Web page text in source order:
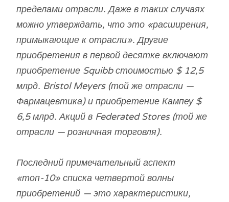
пределами отрасли. Даже в таких случаях
можно утверждать, что это «расширения,
примыкающие к отрасли». Другие
приобретения в первой десятке включают
приобретение Squibb стоимостью $ 12,5
млрд. Bristol Meyers (той же отрасли —
Фармацевтика) и приобретение Кампеу $
6,5 млрд. Акций в Federated Stores (той же
отрасли — розничная торговля).
Последний примечательный аспект
«топ-10» списка четвертой волны
приобретений — это характеристики,